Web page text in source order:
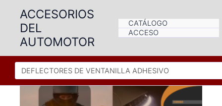
contenido
ACCESORIOS
DEL
AUTOMOTOR
CATÁLOGO
ACCESO